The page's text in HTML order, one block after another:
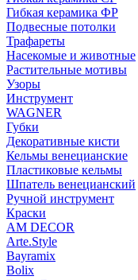
Гибкая керамика ФР
Подвесные потолки
Трафареты
Насекомые и животные
Растительные мотивы
Узоры
Инструмент
WAGNER
Губки
Декоративные кисти
Кельмы венецианские
Пластиковые кельмы
Шпатель венецианский
Ручной инструмент
Краски
AM DECOR
Arte.Style
Bayramix
Bolix